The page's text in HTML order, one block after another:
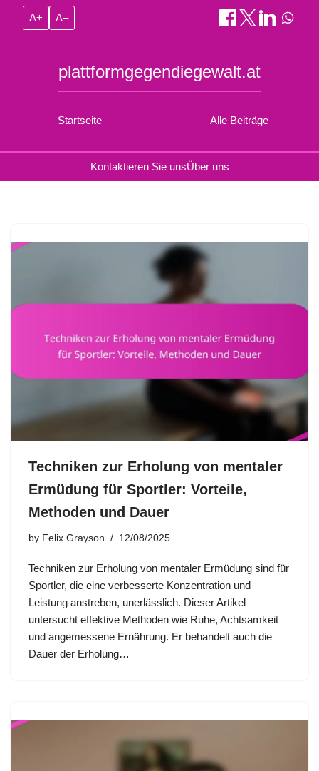
A+ A–
Startseite
plattformgegendiegewalt.at
Alle Beiträge
Kontaktieren Sie unsÜber uns
Techniken zur Erholung von mentaler
Ermüdung für Sportler: Vorteile,
Methoden und Dauer
by Felix Grayson 12/08/2025
Techniken zur Erholung von mentaler Ermüdung sind für
Sportler, die eine verbesserte Konzentration und
Leistung anstreben, unerlässlich. Dieser Artikel
untersucht effektive Methoden wie Ruhe, Achtsamkeit
und angemessene Ernährung. Er behandelt auch die
Dauer der Erholung…